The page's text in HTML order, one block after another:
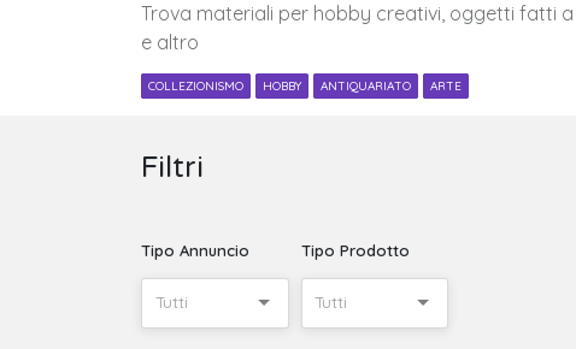
Trova materiali per hobby creativi, oggetti fatti
e altro
COLLEZIONISMO HOBBY ANTIQUARIATO ARTE
Filtri
Tipo Annuncio
Tutti
Tipo Prodotto
Tutti